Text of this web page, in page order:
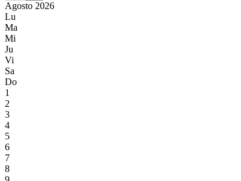
Agosto 2026
Lu
Ma
Mi
Ju
Vi
Sa
Do
1
2
3
4
5
6
7
8